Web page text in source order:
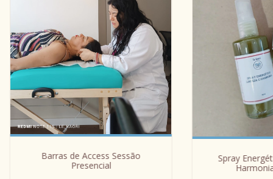
Barras de Access Sessão
Presencial
Spray